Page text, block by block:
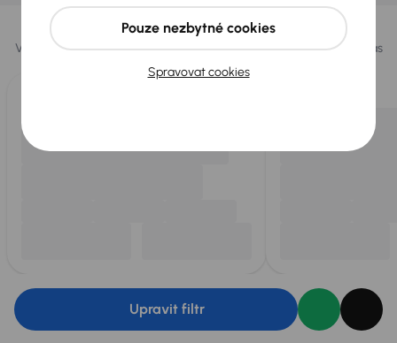
Vybrali jsme pro vás
Vybíráme pro vás tynejlepší vozyz naší nabídky. Každý den pro vás
vykoupíme až 400 vozů
Upravit filtr
Spravovat cookies
Pouze nezbytné cookies